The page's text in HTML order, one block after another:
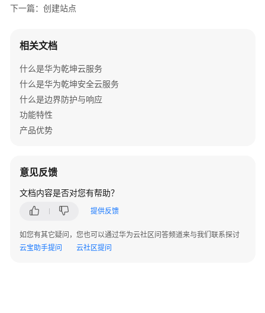
网
组
网
场
景
机
+AP
组
景
下一篇：创建站点
相关文档
什么是华为乾坤云服务
什么是华为乾坤安全云服务
什么是边界防护与响应
功能特性
产品优势
意见反馈
文档内容是否对您有帮助？
提供反馈
如您有其它疑问，您也可以通过华为云社区问答频道来与我们联系探讨
云宝助手提问
云社区提问